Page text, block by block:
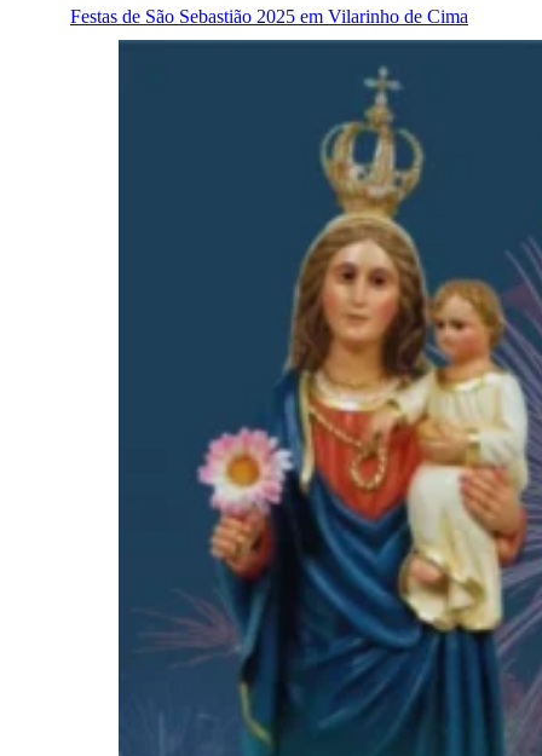
Festas de São Sebastião 2025 em Vilarinho de Cima